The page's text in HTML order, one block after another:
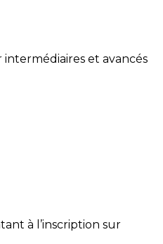
intermédiaires et avancés
à l’inscription sur